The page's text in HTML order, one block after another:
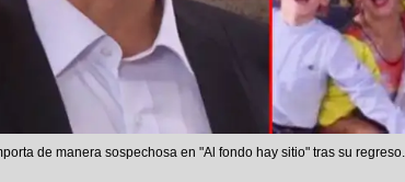
de manera sospechosa en "Al fondo hay sitio" tras su